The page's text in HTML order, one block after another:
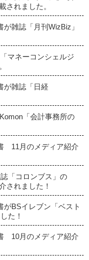
されました。
雑誌「月刊WizBiz」
マネーコンシェルジ
が雑誌「日経
「会計事務所の
11月のメディア紹介
「コロンブス」の
されました！
BSイレブン「ベスト
た！
10月のメディア紹介